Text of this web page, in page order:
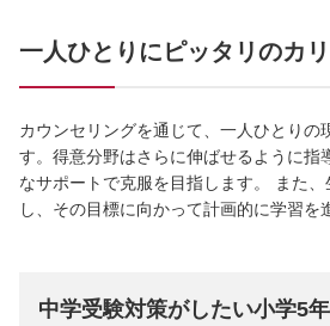
一人ひとりにピッタリのカ
カウンセリングを通じて、一人ひとりの
す。得意分野はさらに伸ばせるように指
なサポートで克服を目指します。 また
し、その目標に向かって計画的に学習を
中学受験対策がしたい小学5